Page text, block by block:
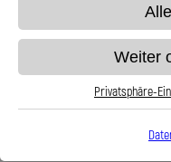
6x Stahlflex Einspritzleitungen +
Stahlflex Einspritzleitungen für
originalen Gummischläuchen
Zu unsere Stärken gehören
Für Ihren Mercedes 300 SEL
Weiter
Privatsphäre-